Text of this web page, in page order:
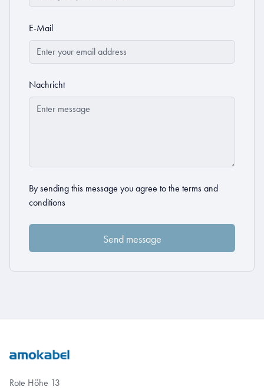
E-Mail
Nachricht
By sending this message you agree to the terms and
conditions
Rote Höhe 13